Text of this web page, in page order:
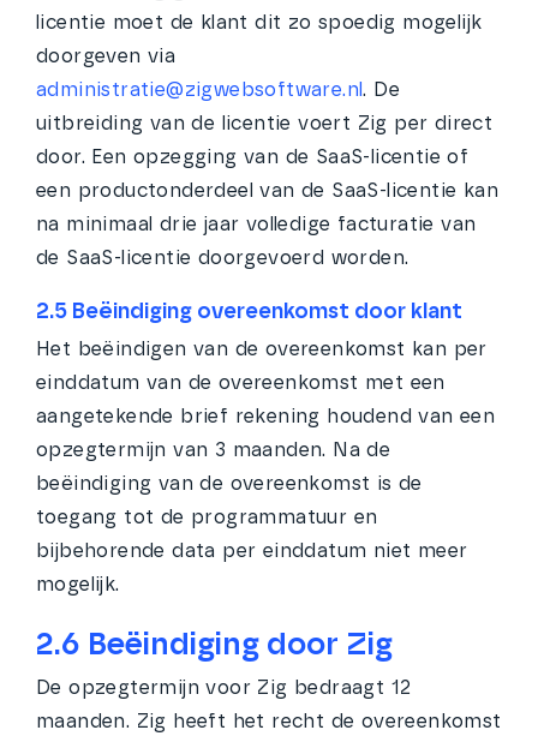
licentie moet de klant dit zo spoedig mogelijk
doorgeven via
administratie@zigwebsoftware.nl. De
uitbreiding van de licentie voert Zig per direct
door. Een opzegging van de SaaS-licentie of
een productonderdeel van de SaaS-licentie kan
na minimaal drie jaar volledige facturatie van
de SaaS-licentie doorgevoerd worden.
2.5 Beëindiging overeenkomst door klant
Het beëindigen van de overeenkomst kan per
einddatum van de overeenkomst met een
aangetekende brief rekening houdend van een
opzegtermijn van 3 maanden. Na de
beëindiging van de overeenkomst is de
toegang tot de programmatuur en
bijbehorende data per einddatum niet meer
mogelijk.
2.6 Beëindiging door Zig
De opzegtermijn voor Zig bedraagt 12
maanden. Zig heeft het recht de overeenkomst